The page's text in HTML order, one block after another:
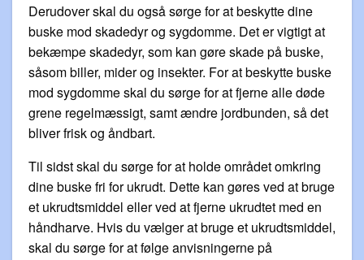
Derudover skal du også sørge for at beskytte dine
buske mod skadedyr og sygdomme. Det er vigtigt at
bekæmpe skadedyr, som kan gøre skade på buske,
såsom biller, mider og insekter. For at beskytte buske
mod sygdomme skal du sørge for at fjerne alle døde
grene regelmæssigt, samt ændre jordbunden, så det
bliver frisk og åndbart.
Til sidst skal du sørge for at holde området omkring
dine buske fri for ukrudt. Dette kan gøres ved at bruge
et ukrudtsmiddel eller ved at fjerne ukrudtet med en
håndharve. Hvis du vælger at bruge et ukrudtsmiddel,
skal du sørge for at følge anvisningerne på